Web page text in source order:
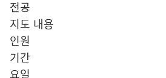
전공
지도 내용
인원
기간
요일